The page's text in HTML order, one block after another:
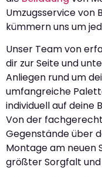
Umzugsservice von
kümmern uns um
Unser Team von
dir zur Seite und
Anliegen rund um
umfangreiche
individuell auf deine
Von der
Gegenstände über
Montage am neuen
größter Sorgfalt